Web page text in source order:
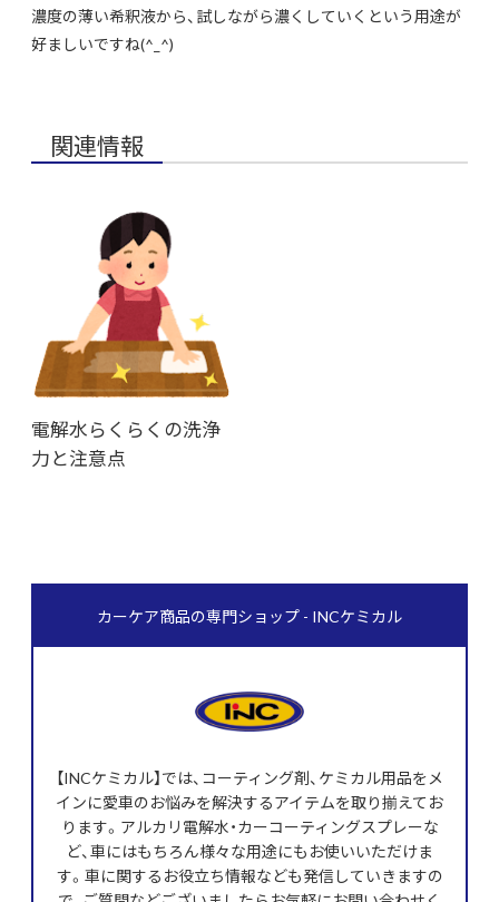
濃度の薄い希釈液から、試しながら濃くしていくという用途が
好ましいですね(^_^)
関連情報
電解水らくらくの洗浄
力と注意点
カーケア商品の専門ショップ - INCケミカル
【INCケミカル】では、コーティング剤、ケミカル用品をメ
インに愛車のお悩みを解決するアイテムを取り揃えてお
ります。アルカリ電解水・カーコーティングスプレーな
ど、車にはもちろん様々な用途にもお使いいただけま
す。車に関するお役立ち情報なども発信していきますの